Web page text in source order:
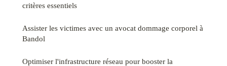
critères essentiels
Assister les victimes avec un avocat dommage corporel à
Bandol
Optimiser l'infrastructure réseau pour booster la